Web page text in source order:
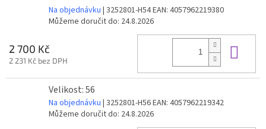
Na objednávku | 3252801-H54EAN: 4057962219380
Můžeme doručit do: 24.8.2026
2 700 Kč
2 231 Kč bez DPH
Velikost: 56
Na objednávku | 3252801-H56EAN: 4057962219342
Můžeme doručit do: 24.8.2026